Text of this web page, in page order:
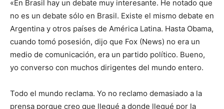
«En Brasil hay un debate muy interesante. He notado que
no es un debate sólo en Brasil. Existe el mismo debate en
Argentina y otros países de América Latina. Hasta Obama,
cuando tomó posesión, dijo que Fox (News) no era un
medio de comunicación, era un partido político. Bueno,
yo converso con muchos dirigentes del mundo entero.
Todo el mundo reclama. Yo no reclamo demasiado a la
prensa porque creo que llegué a donde llegué por la